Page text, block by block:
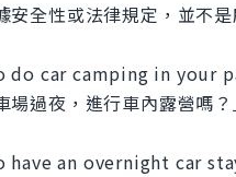
安全性或法律規定，並不
car camping in your
場過夜，進行車內露營嗎？
an overnight car